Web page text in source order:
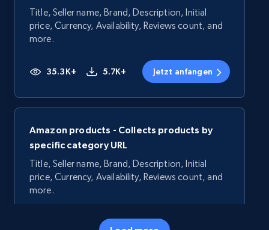
Title, Seller name, Brand, Description, Initial
price, Currency, Availability, Reviews count, and
more.
35.3K+ 5.7K+ Jetzt anfangen
Amazon products - Collects products by
specific category URL
Title, Seller name, Brand, Description, Initial
price, Currency, Availability, Reviews count, and
more.
5.7K+ Jetzt anfangen